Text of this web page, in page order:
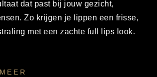
dat past bij jouw gezicht,
Zo krijgen je lippen een frisse,
met een zachte full lips look.